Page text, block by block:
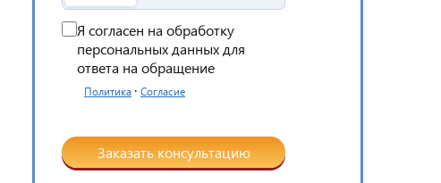
Я согласен на обработку
персональных данных для
ответа на обращение
Политика · Согласие
Заказать консультацию